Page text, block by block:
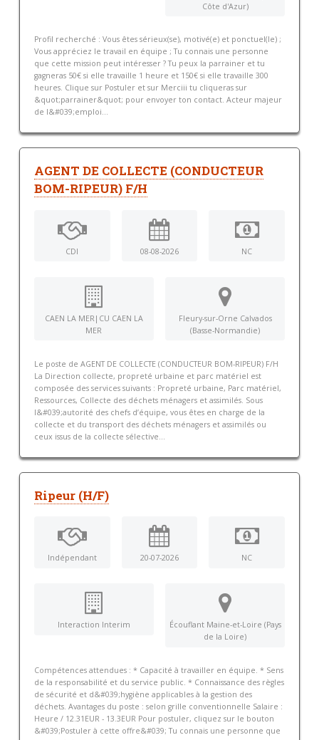
Côte d'Azur)
Profil recherché : Vous êtes sérieux(se), motivé(e) et ponctuel(le) ;
Vous appréciez le travail en équipe ; Tu connais une personne
que cette mission peut intéresser ? Tu peux la parrainer et tu
gagneras 50€ si elle travaille 1 heure et 150€ si elle travaille 300
heures. Clique sur Postuler et sur Merciii tu cliqueras sur
&quot;parrainer&quot; pour envoyer ton contact. Acteur majeur
de l&#039;emploi...
AGENT DE COLLECTE (CONDUCTEUR
BOM-RIPEUR) F/H
CDI 08-08-2026 NC
CAEN LA MER|CU CAEN LA
MER
Fleury-sur-Orne Calvados
(Basse-Normandie)
Le poste de AGENT DE COLLECTE (CONDUCTEUR BOM-RIPEUR) F/H
La Direction collecte, propreté urbaine et parc matériel est
composée des services suivants : Propreté urbaine, Parc matériel,
Ressources, Collecte des déchets ménagers et assimilés. Sous
l&#039;autorité des chefs d’équipe, vous êtes en charge de la
collecte et du transport des déchets ménagers et assimilés ou
ceux issus de la collecte sélective...
Ripeur (H/F)
Indépendant 20-07-2026 NC
Interaction Interim
Écouflant Maine-et-Loire (Pays
de la Loire)
Compétences attendues : * Capacité à travailler en équipe. * Sens
de la responsabilité et du service public. * Connaissance des règles
de sécurité et d&#039;hygiène applicables à la gestion des
déchets. Avantages du poste : selon grille conventionnelle Salaire :
Heure / 12.31EUR - 13.3EUR Pour postuler, cliquez sur le bouton
&#039;Postuler à cette offre&#039; Tu connais une personne que